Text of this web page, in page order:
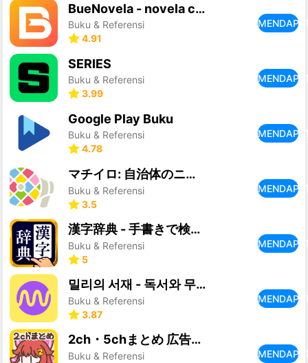
BueNovela - novela cuento
Buku & Referensi
4.91
SERIES
Buku & Referensi
3.99
Google Play Buku
Buku & Referensi
4.78
マチイロ: 自治体のニュースで住むまちをもっと好きになる
Buku & Referensi
3.5
漢字辞典 - 手書きで検索できる漢字辞書アプリ
Buku & Referensi
5
밀리의 서재 - 독서와 무제한 친해지리
Buku & Referensi
3.87
2ch・5chまとめ 広告の少ない2ちゃんねる・5ちゃんねる
Buku & Referensi